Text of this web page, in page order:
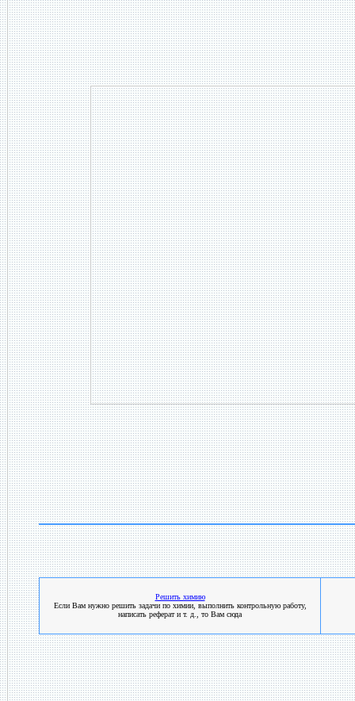
Решить химию
Если Вам нужно решить задачи по химии, выполнить контрольную работу,
написать реферат и т. д., то Вам сюда